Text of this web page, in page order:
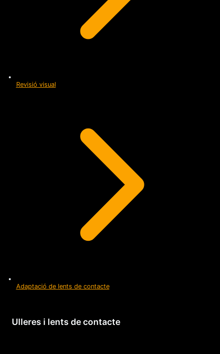
Revisió visual
Adaptació de lents de contacte
Ulleres i lents de contacte